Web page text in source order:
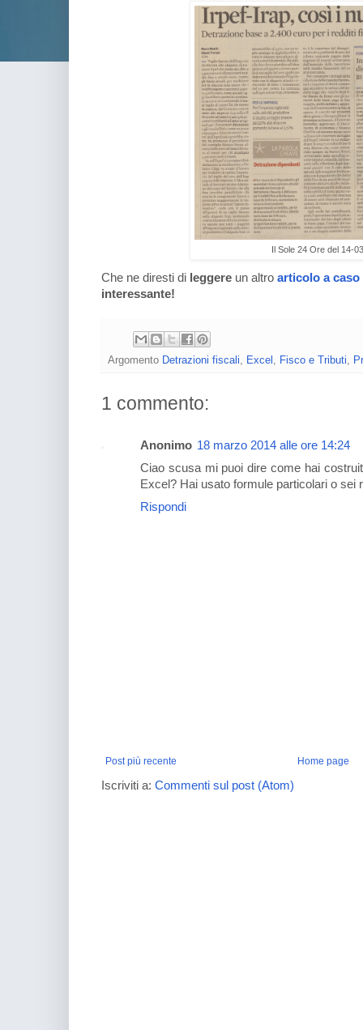
Il Sole 24 Ore del 14-
Che ne diresti di leggere un altro articolo a caso
interessante!
Argomento Detrazioni fiscali Excel Fisco e Tributi
1 commento:
Anonimo 18 marzo 2014 alle ore 14:24
Ciao scusa mi puoi dire come hai
Excel? Hai usato formule particolari o
Rispondi
Post più recente Home page
Iscriviti a: Commenti sul post (Atom)